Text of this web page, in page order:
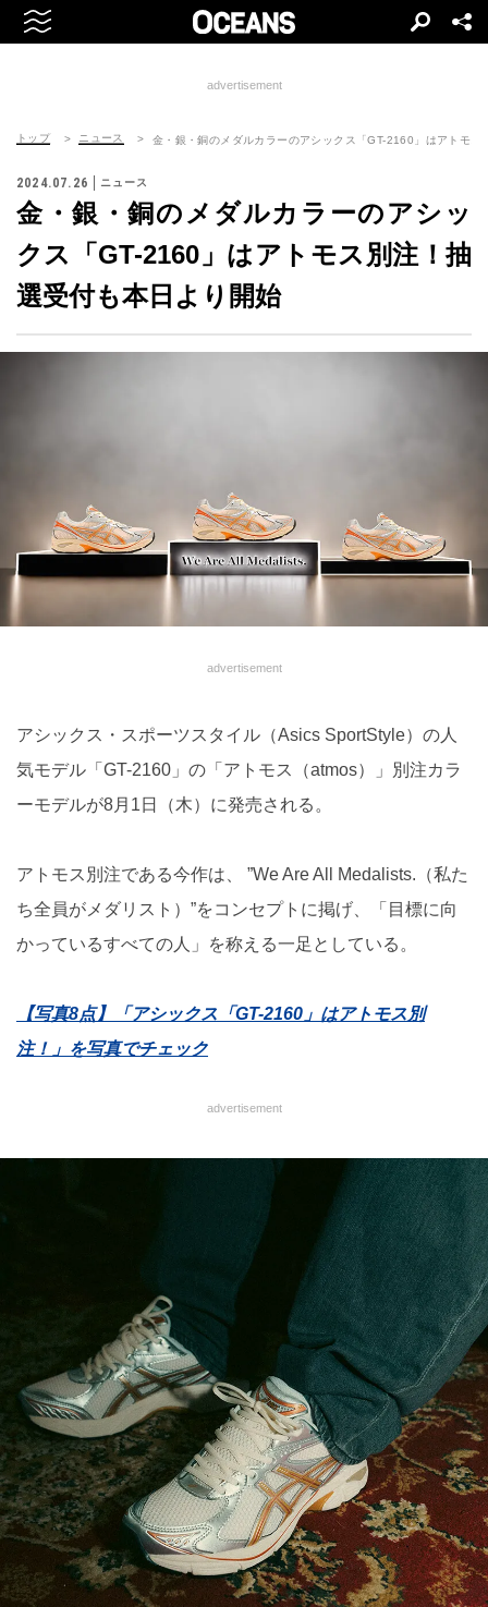
advertisement
トップ ニュース 金・銀・銅のメダルカラーのアシックス「GT-2160」はアトモス
2024.07.26 ニュース
金・銀・銅のメダルカラーのアシッ
クス「GT-2160」はアトモス別注！抽
選受付も本日より開始
advertisement
アシックス・スポーツスタイル（Asics SportStyle）の人
気モデル「GT-2160」の「アトモス（atmos）」別注カラ
ーモデルが8月1日（木）に発売される。
アトモス別注である今作は、 ”We Are All Medalists.（私た
ち全員がメダリスト）”をコンセプトに掲げ、「目標に向
かっているすべての人」を称える一足としている。
【写真8点】「アシックス「GT-2160」はアトモス別
注！」を写真でチェック
advertisement